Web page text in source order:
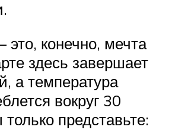
конечно, мечта
здесь завершает
а температура
вокруг 30
представьте: